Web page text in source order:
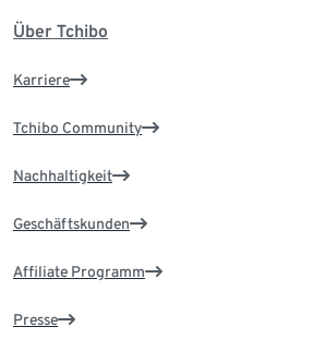
Über Tchibo
Karriere
Tchibo Community
Nachhaltigkeit
Geschäftskunden
Affiliate Programm
Presse